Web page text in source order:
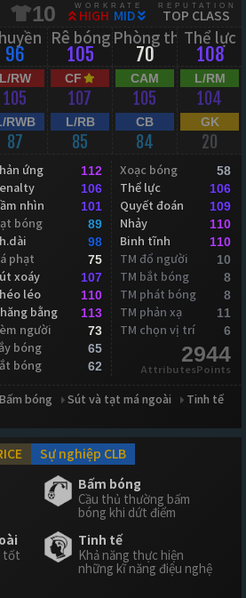
10 WORKRATE
HIGH MID
REPUTATION
TOP CLASS
96
Rê bóng
105
Phòng thủ
70
Thể lực
108
L/RW
105
CF
107
CAM
105
L/RM
104
RWB
87
L/RB
85
CB
84
GK
20
ứng 112
106
nhìn 101
bóng 89
98
phạt 75
xoáy 107
léo 110
bằng 113
người 73
bóng 65
bóng 62
Xoạc bóng 58
Thể lực 106
Quyết đoán 109
Nhảy 110
Binh tĩnh 110
TM đổ người 10
TM bắt bóng 8
TM phát bóng 8
TM phản xạ 11
TM chọn vị trí 6
2944
AttributesPoints
Bấm bóng Sút và tạt má ngoài
Tinh tế
Sự nghiệp CLB
Bấm bóng
Cầu thủ thường bấm
bóng khi dứt điểm
tốt
Tinh tế
Khả năng thực hiện
những kĩ năng điệu nghệ